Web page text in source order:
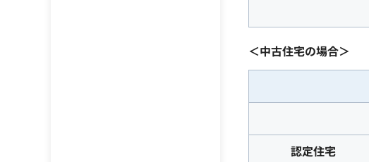
＜中古住宅の場合＞
認定住宅